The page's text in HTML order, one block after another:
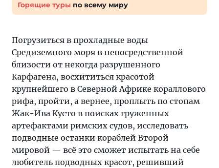
Горящие туры по всему миру
Погрузиться в прохладные воды
Средиземного моря в непосредственной
близости от некогда разрушенного
Карфагена, восхититься красотой
крупнейшего в Северной Африке кораллового
рифа, пройти, а вернее, проплыть по стопам
Жак-Ива Кусто в поисках груженных
артефактами римских судов, исследовать
подводные останки кораблей Второй
мировой — всё это сможет испытать на себе
любитель подводных красот, решивший